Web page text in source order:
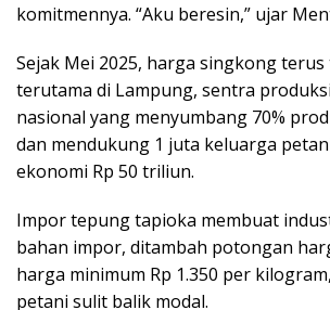
komitmennya. “Aku beresin,” ujar
Sejak Mei 2025, harga singkong
terutama di Lampung, sentra
nasional yang menyumbang 70%
dan mendukung 1 juta keluarga
ekonomi Rp 50 triliun.
Impor tepung tapioka membuat
bahan impor, ditambah potongan
harga minimum Rp 1.350 per
petani sulit balik modal.